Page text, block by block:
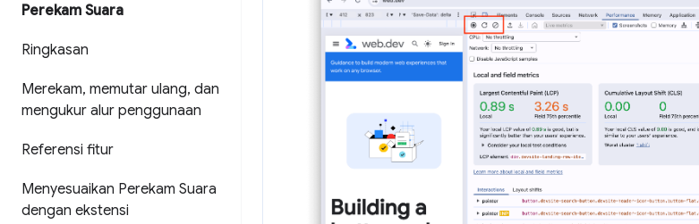
Perekam Suara
Ringkasan
Merekam, memutar ulang, dan
mengukur alur penggunaan
Referensi fitur
Menyesuaikan Perekam Suara
dengan ekstensi